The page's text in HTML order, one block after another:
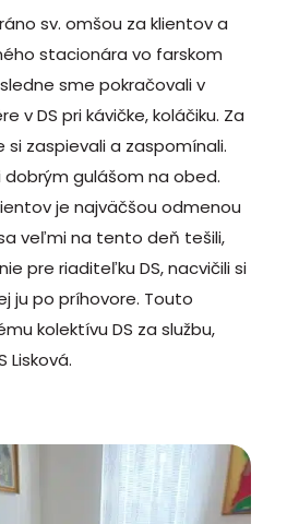
sv. omšou za klientov a
stacionára vo farskom
sme pokračovali v
v DS pri kávičke, koláčiku. Za
zaspievali a zaspomínali.
dobrým gulášom na obed.
je najväčšou odmenou
veľmi na tento deň tešili,
pre riaditeľku DS, nacvičili si
ju po príhovore. Touto
kolektívu DS za službu,
Lisková.